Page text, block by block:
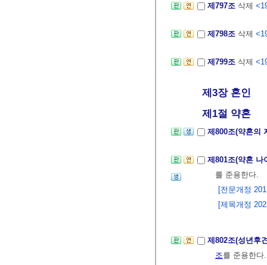
제797조 삭제
제798조 삭제
제799조 삭제
제3장 혼인
제1절 약혼
제800조(약혼의
제801조(약혼 나
를 준용한다.
[전문개정
[제목개정
제802조(성년후
조를 준용한다.